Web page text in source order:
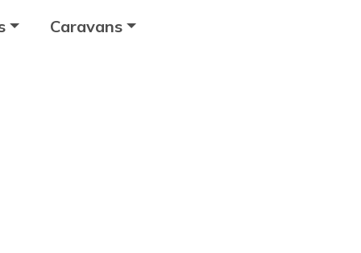
Caravans